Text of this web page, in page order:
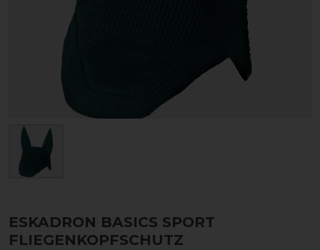
ESKADRON BASICS SPORT
FLIEGENKOPFSCHUTZ